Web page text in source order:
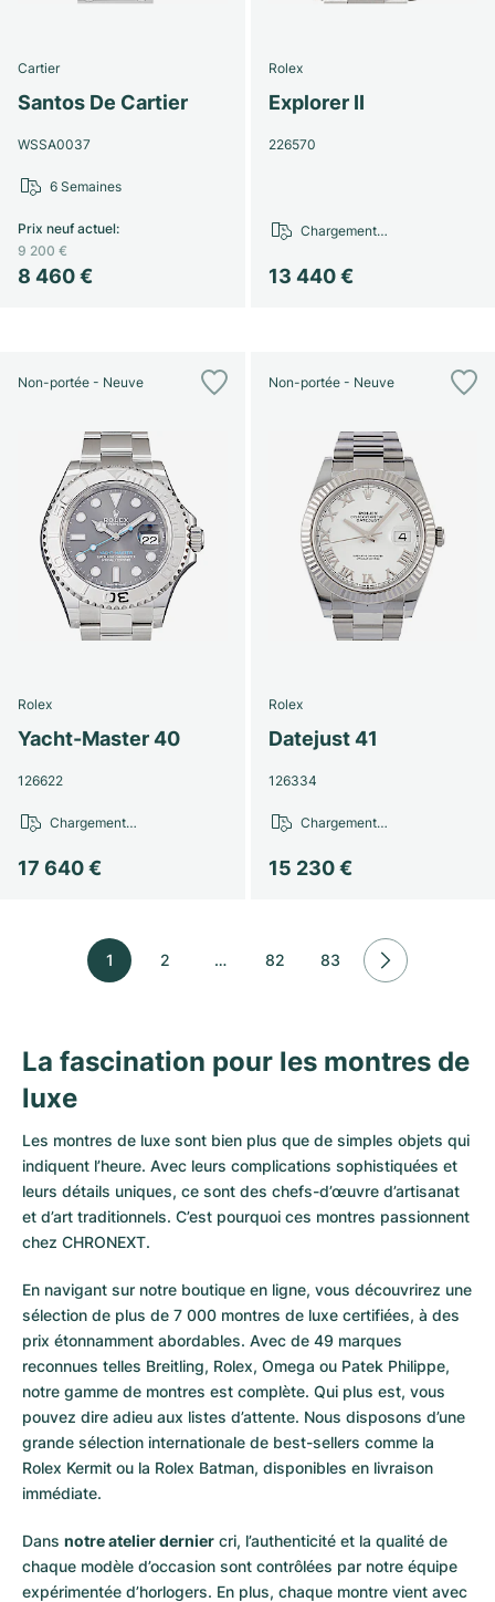
Cartier
Santos De Cartier
WSSA0037
8 460 €
Prix neuf actuel:
9 200 €
6 Semaines
Rolex
Explorer II
226570
13 440 €
Chargement…
Non-portée - Neuve
Rolex
Yacht-Master 40
126622
17 640 €
Chargement…
Non-portée - Neuve
Rolex
Datejust 41
126334
15 230 €
Chargement…
1 2 … 82 83
La fascination pour les montres de
luxe
Les montres de luxe sont bien plus que de simples objets qui
indiquent l’heure. Avec leurs complications sophistiquées et
leurs détails uniques, ce sont des chefs-d’œuvre d’artisanat
et d’art traditionnels. C’est pourquoi ces montres passionnent
chez CHRONEXT.
En navigant sur notre boutique en ligne, vous découvrirez une
sélection de plus de 7 000 montres de luxe certifiées, à des
prix étonnamment abordables. Avec de 49 marques
reconnues telles Breitling, Rolex, Omega ou Patek Philippe,
notre gamme de montres est complète. Qui plus est, vous
pouvez dire adieu aux listes d’attente. Nous disposons d’une
grande sélection internationale de best-sellers comme la
Rolex Kermit ou la Rolex Batman, disponibles en livraison
immédiate.
Dans notre atelier dernier cri, l’authenticité et la qualité de
chaque modèle d’occasion sont contrôlées par notre équipe
expérimentée d’horlogers. En plus, chaque montre vient avec